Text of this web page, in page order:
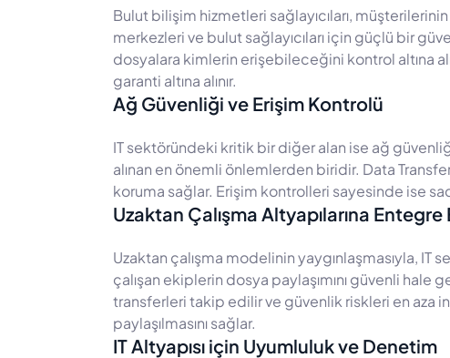
Bulut bilişim hizmetleri sağlayıcıları,
merkezleri ve bulut sağlayıcıları için güçlü bir
dosyalara kimlerin erişebileceğini kontrol altına
garanti altına alınır.
Ağ Güvenliği ve Erişim Kontrolü
IT sektöründeki kritik bir diğer alan ise ağ
alınan en önemli önlemlerden biridir. Data
koruma sağlar. Erişim kontrolleri sayesinde ise
Uzaktan Çalışma Altyapılarına Entegre
Uzaktan çalışma modelinin yaygınlaşmasıyla, IT
çalışan ekiplerin dosya paylaşımını güvenli
transferleri takip edilir ve güvenlik riskleri en aza
paylaşılmasını sağlar.
IT Altyapısı için Uyumluluk ve Denetim